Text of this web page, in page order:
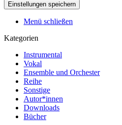
Menü schließen
Kategorien
Instrumental
Vokal
Ensemble und Orchester
Reihe
Sonstige
Autor*innen
Downloads
Bücher